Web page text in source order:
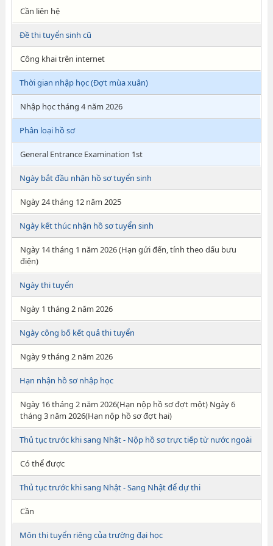
Cần liên hệ
Đề thi tuyển sinh cũ
Công khai trên internet
Thời gian nhập học (Đợt mùa xuân)
Nhập học tháng 4 năm 2026
Phân loại hồ sơ
General Entrance Examination 1st
Ngày bắt đầu nhận hồ sơ tuyển sinh
Ngày 24 tháng 12 năm 2025
Ngày kết thúc nhận hồ sơ tuyển sinh
Ngày 14 tháng 1 năm 2026 (Hạn gửi đến, tính theo dấu bưu
điện)
Ngày thi tuyển
Ngày 1 tháng 2 năm 2026
Ngày công bố kết quả thi tuyển
Ngày 9 tháng 2 năm 2026
Hạn nhận hồ sơ nhập học
Ngày 16 tháng 2 năm 2026(Hạn nộp hồ sơ đợt một) Ngày 6
tháng 3 năm 2026(Hạn nộp hồ sơ đợt hai)
Thủ tục trước khi sang Nhật - Nộp hồ sơ trực tiếp từ nước ngoài
Có thể được
Thủ tục trước khi sang Nhật - Sang Nhật để dự thi
Cần
Môn thi tuyển riêng của trường đại học